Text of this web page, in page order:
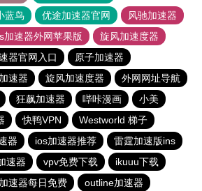
蓝鸟 优途加速器官网
风驰加速器
加速器外网苹果版
旋风加速度器
器官网入口
原子加速器
速器 旋风加速度器
外网网址导航
狂飙加速器 哔咔漫画
小美
快鸭VPN
Westworld 梯子
器
ios加速器推荐
雷霆加速版ins
速器 vpv免费下载
ikuuu下载
加速器每日免费
outline加速器